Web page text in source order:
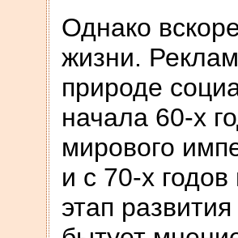
Однако
жизни.
природе
начала 60-х
мирового
и с 70-х
этап